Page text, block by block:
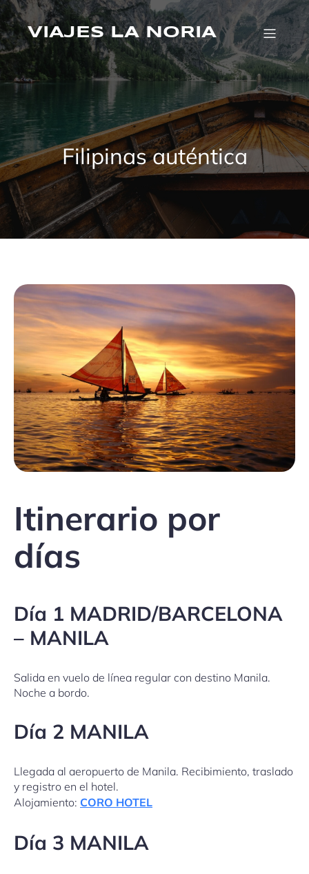
Saltar
al
contenidoVIAJES LA NORIA
Filipinas auténtica
Itinerario por
días
Día 1 MADRID/BARCELONA
– MANILA
Salida en vuelo de línea regular con destino Manila.
Noche a bordo.
Día 2 MANILA
Llegada al aeropuerto de Manila. Recibimiento, traslado
y registro en el hotel.
Alojamiento: CORO HOTEL
Día 3 MANILA